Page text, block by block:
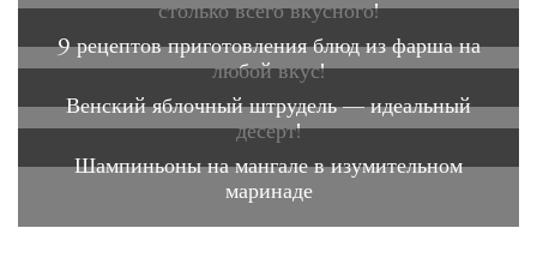
столько всего вкусного!
9 рецептов приготовления блюд из фарша на
любой вкус!
Венский яблочный штрудель — идеальный
десерт!
Шампиньоны на мангале в изумительном
маринаде